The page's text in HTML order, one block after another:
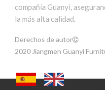
compañía Guanyi,
la más alta calidad.
Derechos de autor
2020 Jiangmen Guanyi